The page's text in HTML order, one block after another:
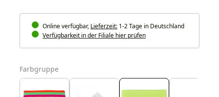
Online verfügbar, Lieferzeit: 1-2 Tage in Deutschland
Verfügbarkeit in der Filiale hier prüfen
Farbgruppe